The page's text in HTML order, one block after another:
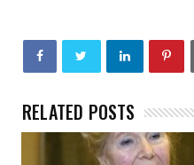
RELATED POSTS